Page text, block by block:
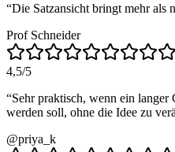
“Die Satzansicht bringt mehr als
Prof Schneider
4,5/5
“Sehr praktisch, wenn ein
werden soll, ohne die Idee zu
@priya_k